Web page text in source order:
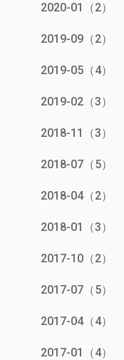
2020-01（2）
2019-09（2）
2019-05（4）
2019-02（3）
2018-11（3）
2018-07（5）
2018-04（2）
2018-01（3）
2017-10（2）
2017-07（5）
2017-04（4）
2017-01（4）